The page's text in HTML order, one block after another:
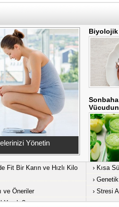
Yönetin
Biyolojik
Fit Bir Karın ve Hızlı Kilo
› Kısa
›
ve Öneriler › Stresi